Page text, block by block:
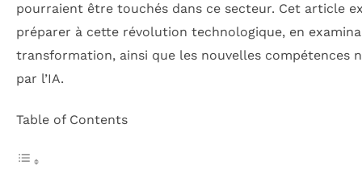
pourraient être touchés dans ce secteur. Cet article
préparer à cette révolution technologique, en
transformation, ainsi que les nouvelles compétences
par l’IA.
Table of Contents